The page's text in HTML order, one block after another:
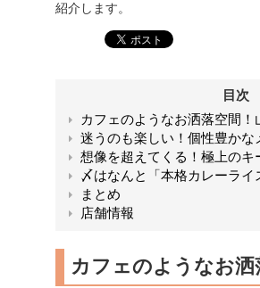
紹介します。
目次
カフェのようなお洒落空間
迷うのも楽しい！個性豊かな
想像を超えてくる！極上のキ
〆はなんと「本格カレーライ
まとめ
店舗情報
カフェのようなお